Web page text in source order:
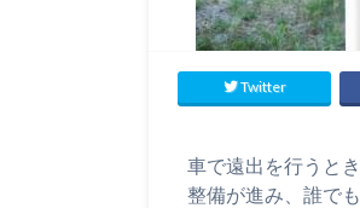
Twitter
車で遠出を行うと
整備が進み、誰で